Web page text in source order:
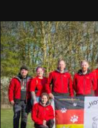
DEM
FILMFESTIVAL
COLOGNE